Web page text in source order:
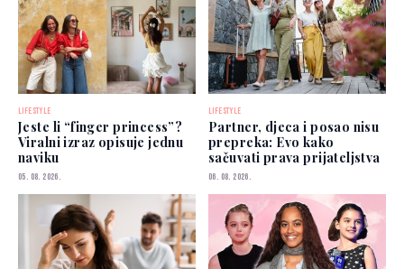
LIFESTYLE
Jeste li “finger princess”?
Viralni izraz opisuje jednu
naviku
05. 08. 2026.
LIFESTYLE
Partner, djeca i posao nisu
prepreka: Evo kako
sačuvati prava prijateljstva
06. 08. 2026.